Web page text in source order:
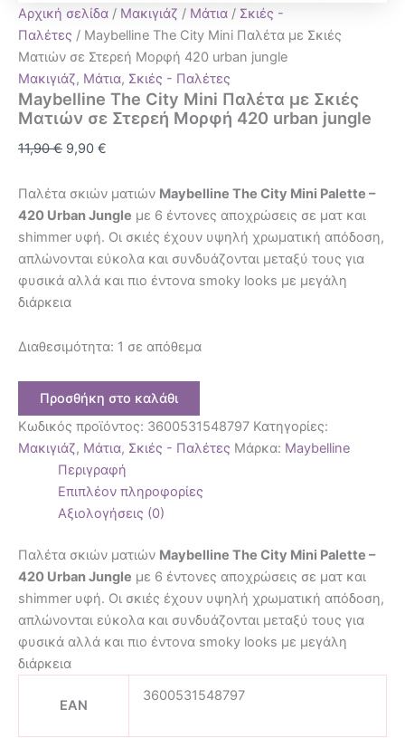
Αρχική σελίδα / Μακιγιάζ / Μάτια / Σκιές -
Παλέτες / Maybelline The City Mini Παλέτα με Σκιές
Ματιών σε Στερεή Μορφή 420 urban jungle
Μακιγιάζ, Μάτια, Σκιές - Παλέτες
Maybelline The City Mini Παλέτα με Σκιές
Ματιών σε Στερεή Μορφή 420 urban jungle
11,90€ 9,90 €
Παλέτα σκιών ματιών Maybelline The City Mini Palette –
420 Urban Jungle με 6 έντονες αποχρώσεις σε ματ και
shimmer υφή. Οι σκιές έχουν υψηλή χρωματική απόδοση,
απλώνονται εύκολα και συνδυάζονται μεταξύ τους για
φυσικά αλλά και πιο έντονα smoky looks με μεγάλη
διάρκεια
Διαθεσιμότητα: 1 σε απόθεμα
Προσθήκη στο καλάθι
Κωδικός προϊόντος: 3600531548797 Κατηγορίες:
Μακιγιάζ, Μάτια, Σκιές - Παλέτες Μάρκα: Maybelline
Περιγραφή
Επιπλέον πληροφορίες
Αξιολογήσεις (0)
Παλέτα σκιών ματιών Maybelline The City Mini Palette –
420 Urban Jungle με 6 έντονες αποχρώσεις σε ματ και
shimmer υφή. Οι σκιές έχουν υψηλή χρωματική απόδοση,
απλώνονται εύκολα και συνδυάζονται μεταξύ τους για
φυσικά αλλά και πιο έντονα smoky looks με μεγάλη
διάρκεια
EAN
3600531548797